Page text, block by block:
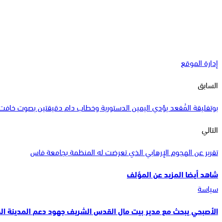
إدارة الموقع
السابق
بوتفليقة المُقعد يؤدي اليمين الدستورية وخطاب دام دقيقتين بصوت
التالي
تقرير عن الهجوم الإرهابي الذي تعرضت له المنظمة بجامعة فاس
شاهد أيضاالمزيد عن المؤلف
سياسة
الأصبحي يبحث مع مدير بيت مال القدس الشريف جهود دعم المدينة